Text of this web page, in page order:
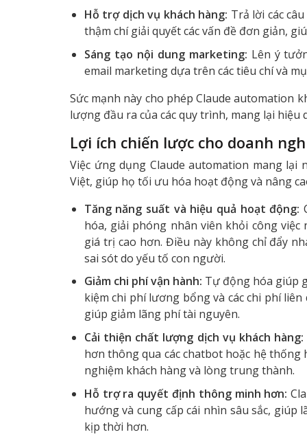
Hỗ trợ dịch vụ khách hàng: Trả lời các
thậm chí giải quyết các vấn đề đơn giản,
Sáng tạo nội dung marketing: Lên ý
email marketing dựa trên các tiêu chí và
Sức mạnh này cho phép Claude automation
lượng đầu ra của các quy trình, mang lại hiệu
Lợi ích chiến lược cho doanh
Việc ứng dụng Claude automation mang lại
Việt, giúp họ tối ưu hóa hoạt động và nâng
Tăng năng suất và hiệu quả hoạt động:
hóa, giải phóng nhân viên khỏi công
giá trị cao hơn. Điều này không chỉ đẩy
sai sót do yếu tố con người.
Giảm chi phí vận hành: Tự động hóa giúp
kiệm chi phí lương bổng và các chi phí
giúp giảm lãng phí tài nguyên.
Cải thiện chất lượng dịch vụ khách hàng:
hơn thông qua các chatbot hoặc hệ
nghiệm khách hàng và lòng trung thành.
Hỗ trợ ra quyết định thông minh hơn:
hướng và cung cấp cái nhìn sâu sắc, giúp
kịp thời hơn.